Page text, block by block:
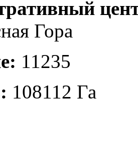
Гора
11235
108112 Га